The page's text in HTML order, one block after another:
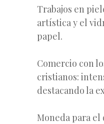
Trabajos en
artística y el
papel.
Comercio con
cristianos:
destacando la
Moneda para